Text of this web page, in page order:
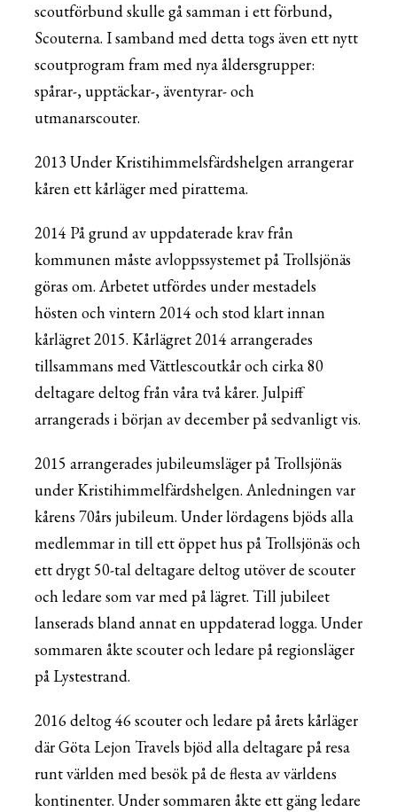
scoutförbund skulle gå samman i ett förbund,
Scouterna. I samband med detta togs även ett nytt
scoutprogram fram med nya åldersgrupper:
spårar-, upptäckar-, äventyrar- och
utmanarscouter.
2013 Under Kristihimmelsfärdshelgen arrangerar
kåren ett kårläger med pirattema.
2014 På grund av uppdaterade krav från
kommunen måste avloppssystemet på Trollsjönäs
göras om. Arbetet utfördes under mestadels
hösten och vintern 2014 och stod klart innan
kårlägret 2015. Kårlägret 2014 arrangerades
tillsammans med Vättlescoutkår och cirka 80
deltagare deltog från våra två kårer. Julpiff
arrangerads i början av december på sedvanligt vis.
2015 arrangerades jubileumsläger på Trollsjönäs
under Kristihimmelfärdshelgen. Anledningen var
kårens 70års jubileum. Under lördagens bjöds alla
medlemmar in till ett öppet hus på Trollsjönäs och
ett drygt 50-tal deltagare deltog utöver de scouter
och ledare som var med på lägret. Till jubileet
lanserads bland annat en uppdaterad logga. Under
sommaren åkte scouter och ledare på regionsläger
på Lystestrand.
2016 deltog 46 scouter och ledare på årets kårläger
där Göta Lejon Travels bjöd alla deltagare på resa
runt världen med besök på de flesta av världens
kontinenter. Under sommaren åkte ett gäng ledare